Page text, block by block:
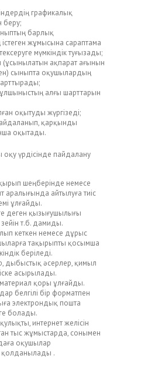
графикалық
беру;
барлық
жұмысына сараптама
мүмкіндік туғызады;
(ұсынылатын ақпарат ағынын
сыныпта оқушылардың
арттырады;
алғы шарттарын
оқытуды жүргізеді;
қарқынды
оқытады.
оқу үрдісінде пайдалану
шеңберінде немесе
аралығында айтылуға тиіс
ұлғайды.
деген қызығушылығы
т.б. дамиды.
кеткен немесе дұрыс
тақырыпты қосымша
беріледі.
дыбыстық әсерлер, қимыл
асырылады.
қоры ұлғайды.
белгілі бір форматпен
электрондық пошта
болады.
интернет желісін
тыс жұмыстарда, сонымен
оқушылар
.